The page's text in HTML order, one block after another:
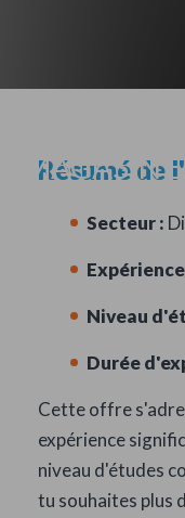
MAGASIN
Résumé de
Secteur :
Niveau
Durée
Cette offre
expérience
niveau d'études
tu souhaites plus